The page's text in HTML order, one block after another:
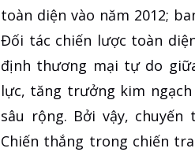
toàn diện vào năm 2012;
Đối tác chiến lược toàn
định thương mại tự do
lực, tăng trưởng kim
sâu rộng. Bởi vậy,
Chiến thắng trong chiến